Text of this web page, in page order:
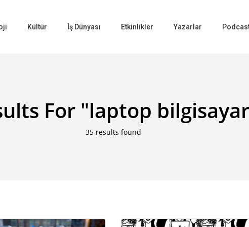
Kültür İş Dünyası Etkinlikler Yazarlar
For "laptop
35 results found